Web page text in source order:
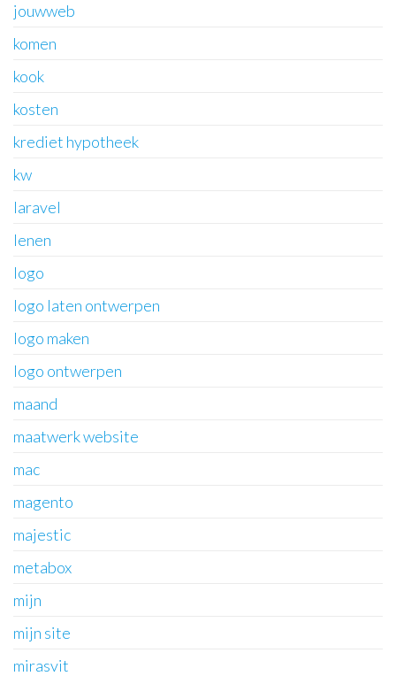
jouwweb
komen
kook
kosten
krediet hypotheek
kw
laravel
lenen
logo
logo laten ontwerpen
logo maken
logo ontwerpen
maand
maatwerk website
mac
magento
majestic
metabox
mijn
mijn site
mirasvit